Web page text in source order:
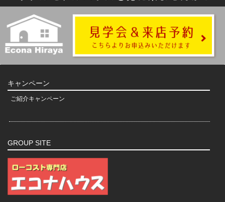
キャンペーン
ご紹介キャンペーン
GROUP SITE